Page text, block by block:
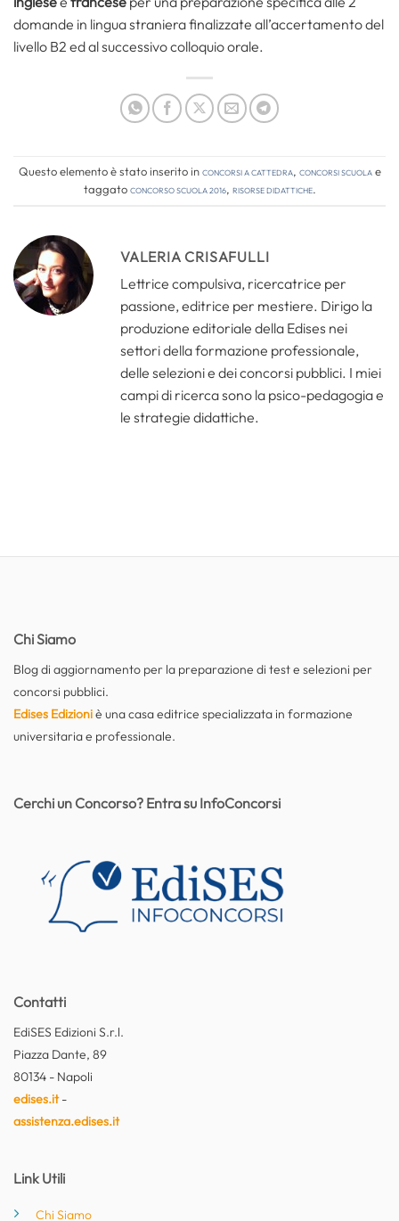
domande in lingua straniera finalizzate all’accertamento del
livello B2 ed al successivo colloquio orale.
Questo elemento è stato inserito inConcorsi a cattedra, Concorsi Scuolae
taggatoconcorso scuola 2016, risorse didattiche.
VALERIA CRISAFULLI
Lettrice compulsiva, ricercatrice per
passione, editrice per mestiere. Dirigo la
produzione editoriale della Edises nei
settori della formazione professionale,
delle selezioni e dei concorsi pubblici. I miei
campi di ricerca sono la psico-pedagogia e
le strategie didattiche.
Chi Siamo
Blog di aggiornamento per la preparazione di test e selezioni per
concorsi pubblici.
Edises Edizioniè una casa editrice specializzata in formazione
universitaria e professionale.
Contatti
EdiSES Edizioni S.r.l.
Piazza Dante, 89
80134 - Napoli
edises.it-
assistenza.edises.it
Link Utili
Chi Siamo
Cerchi un Concorso? Entra su InfoConcorsi